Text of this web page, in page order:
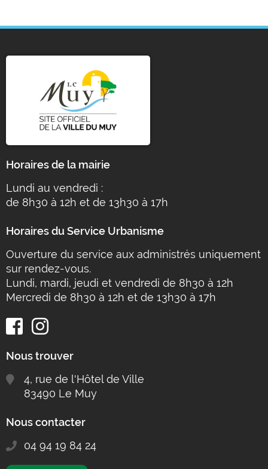
Horaires de la mairie
Lundi au vendredi :
de 8h30 à 12h et de 13h30 à 17h
Horaires du Service Urbanisme
Ouverture du service aux administrés uniquement
sur rendez-vous.
Lundi, mardi, jeudi et vendredi de 8h30 à 12h
Mercredi de 8h30 à 12h et de 13h30 à 17h
Nous trouver
4, rue de l'Hôtel de Ville
83490 Le Muy
Nous contacter
04 94 19 84 24